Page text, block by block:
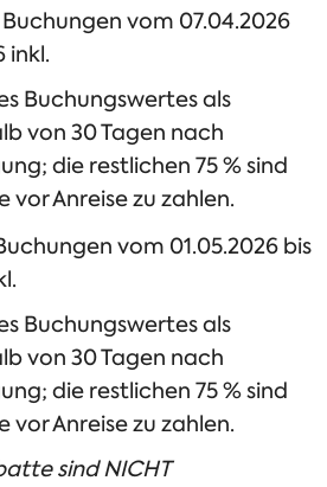
vom 07.04.2026
inkl.
Buchungswertes als
von 30 Tagen nach
die restlichen 75 % sind
vor Anreise zu zahlen.
vom 01.05.2026 bis
Buchungswertes als
von 30 Tagen nach
die restlichen 75 % sind
vor Anreise zu zahlen.
sind NICHT